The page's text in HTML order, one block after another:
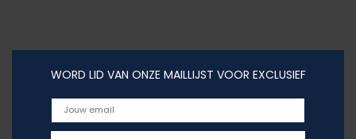
WORD LID VAN ONZE MAILLIJST VOOR EXCLUSIEF